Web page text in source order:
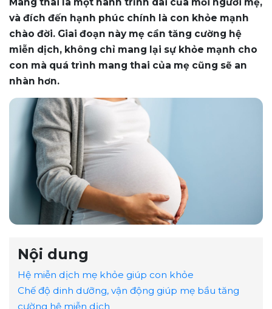
và đích đến hạnh phúc chính là con khỏe mạnh
chào đời. Giai đoạn này mẹ cần tăng cường hệ
miễn dịch, không chỉ mang lại sự khỏe mạnh cho
con mà quá trình mang thai của mẹ cũng sẽ an
nhàn hơn.
Nội dung
Hệ miễn dịch mẹ khỏe giúp con khỏe
Chế độ dinh dưỡng, vận động giúp mẹ bầu tăng
cường hệ miễn dịch